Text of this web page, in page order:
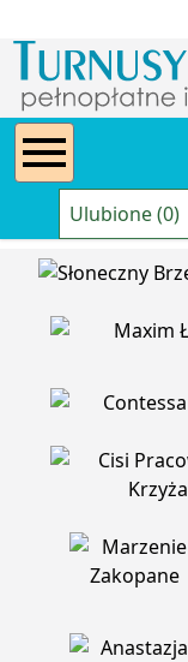
Ulubione (0)